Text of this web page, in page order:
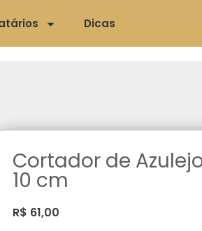
Dicas
Cortador de
10 cm
R$ 61,00